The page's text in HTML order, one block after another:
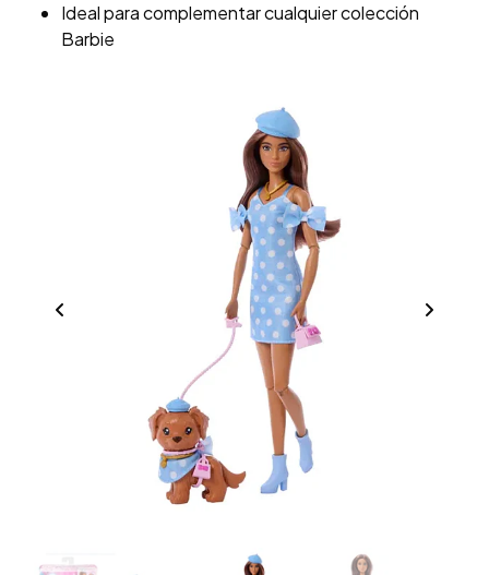
Ideal para complementar cualquier colección
Barbie